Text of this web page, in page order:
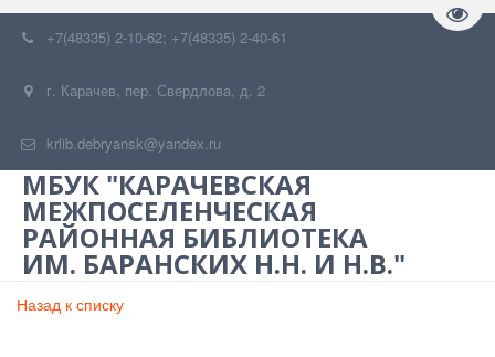
+7(48335) 2-10-62; +7(48335) 2-40-61
г. Карачев, пер. Свердлова, д. 2
krlib.debryansk@yandex.ru
МБУК "КАРАЧЕВСКАЯ
МЕЖПОСЕЛЕНЧЕСКАЯ
РАЙОННАЯ БИБЛИОТЕКА
ИМ. БАРАНСКИХ Н.Н. И Н.В."
Назад к списку